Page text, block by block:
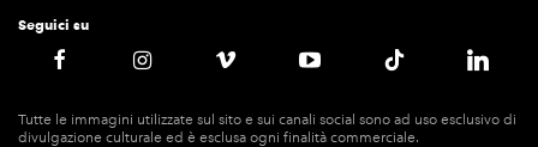
Seguici su
Tutte le immagini utilizzate sul sito e sui canali social sono ad uso esclusivo di
divulgazione culturale ed è esclusa ogni finalità commerciale.